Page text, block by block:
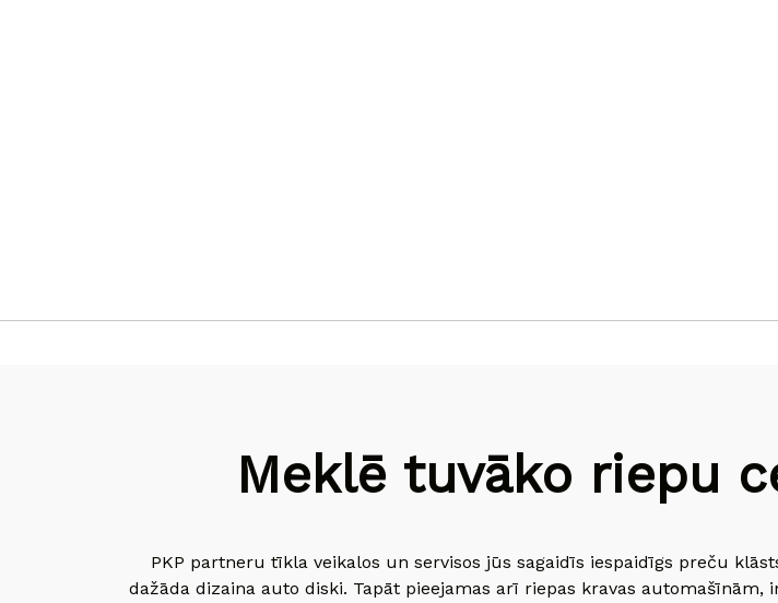
Meklē tuvāko riepu
PKP partneru tīkla veikalos un servisos jūs sagaidīs iespaidīgs preču
dažāda dizaina auto diski. Tapāt pieejamas arī riepas kravas